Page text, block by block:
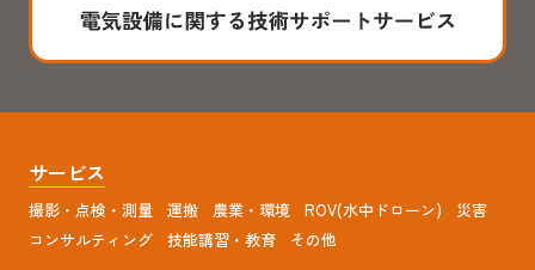
サービス
撮影・点検・測量 運搬 農業・環境 ROV(水中ドローン)
災害
コンサルティング
技能講習・教育 その他